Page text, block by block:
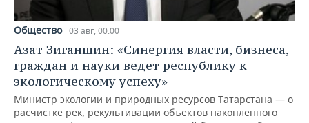
Общество 03 авг, 00:00
Азат Зиганшин: «Синергия власти, бизнеса,
граждан и науки ведет республику к
экологическому успеху»
Министр экологии и природных ресурсов Татарстана — о
расчистке рек, рекультивации объектов накопленного